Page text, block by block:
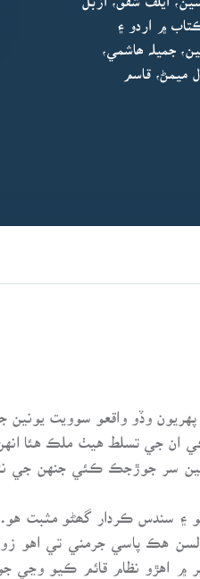
۾ اردو ۽
جميلہ ھاشمي،
ميمڻ، قاسم
پهريون وڏو واقعو سوويت
ان جي تسلط هيٺ ملڪ هئا
نئين سر جوڙجڪ ڪئي جنهن جي
۽ سندس ڪردار گھڻو مثبت
هڪ پاسي جرمني تي اهو
۾ اهڙو نظام قائم ڪيو